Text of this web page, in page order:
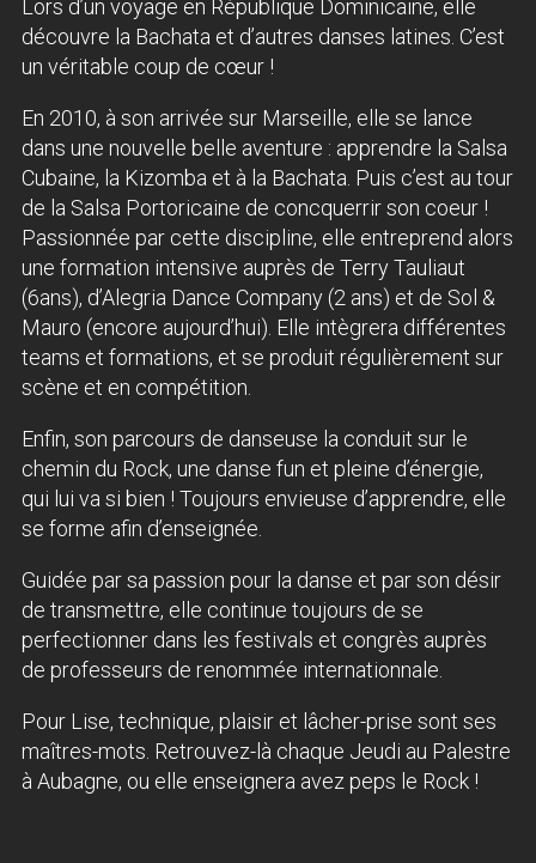
Lors d’un voyage en République Dominicaine, elle
découvre la Bachata et d’autres danses latines. C’est
un véritable coup de cœur !
En 2010, à son arrivée sur Marseille, elle se lance
dans une nouvelle belle aventure : apprendre la Salsa
Cubaine, la Kizomba et à la Bachata. Puis c’est au tour
de la Salsa Portoricaine de concquerrir son coeur !
Passionnée par cette discipline, elle entreprend alors
une formation intensive auprès de Terry Tauliaut
(6ans), d’Alegria Dance Company (2 ans) et de Sol &
Mauro (encore aujourd’hui). Elle intègrera différentes
teams et formations, et se produit régulièrement sur
scène et en compétition.
Enfin, son parcours de danseuse la conduit sur le
chemin du Rock, une danse fun et pleine d’énergie,
qui lui va si bien ! Toujours envieuse d’apprendre, elle
se forme afin d’enseignée.
Guidée par sa passion pour la danse et par son désir
de transmettre, elle continue toujours de se
perfectionner dans les festivals et congrès auprès
de professeurs de renommée internationnale.
Pour Lise, technique, plaisir et lâcher-prise sont ses
maîtres-mots. Retrouvez-là chaque Jeudi au Palestre
à Aubagne, ou elle enseignera avez peps le Rock !